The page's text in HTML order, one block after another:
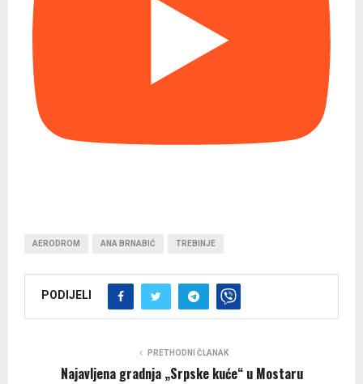
AERODROM ANA BRNABIĆ TREBINJE
PODIJELI
PRETHODNI ČLANAK
Najavljena gradnja „Srpske kuće“ u Mostaru